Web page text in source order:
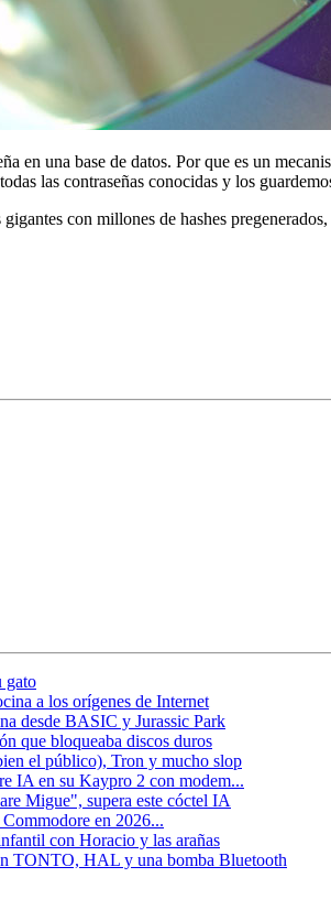
en una base de datos. Por que es un
las contraseñas conocidas y los
con millones de hashes
gato
a los orígenes de Internet
desde BASIC y Jurassic Park
que bloqueaba discos duros
el público), Tron y mucho slop
IA en su Kaypro 2 con modem...
Migue", supera este cóctel IA
en 2026...
con Horacio y las arañas
TONTO, HAL y una bomba Bluetooth